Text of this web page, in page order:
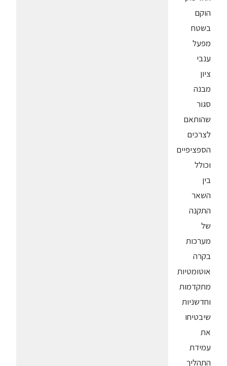
הוקם
בשטח
מפעל
ענבי
ציון
מבנה
סגור
שהותאם
לצרכים
הספציפיים
וכולל
בין
השאר
התקנה
של
מערכות
בקרה
אוטומטיות
מתקדמות
וחדשניות
שיבטיחו
את
עמידת
התהליך